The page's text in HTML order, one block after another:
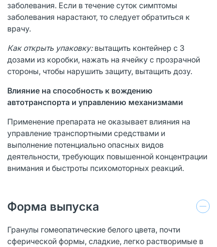
заболевания. Если в течение суток симптомы
заболевания нарастают, то следует обратиться к
врачу.
Как открыть упаковку: вытащить контейнер с 3
дозами из коробки, нажать на ячейку с прозрачной
стороны, чтобы нарушить защиту, вытащить дозу.
Влияние на способность к вождению
автотранспорта и управлению механизмами
Применение препарата не оказывает влияния на
управление транспортными средствами и
выполнение потенциально опасных видов
деятельности, требующих повышенной концентрации
внимания и быстроты психомоторных реакций.
Форма выпуска
Гранулы гомеопатические белого цвета, почти
сферической формы, сладкие, легко растворимые в